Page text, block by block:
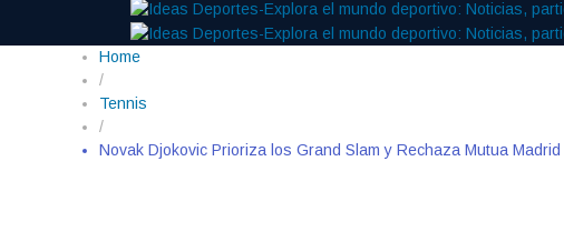
Home
/
Tennis
/
Novak Djokovic Prioriza los Grand Slam y Rechaza Mutua Madrid